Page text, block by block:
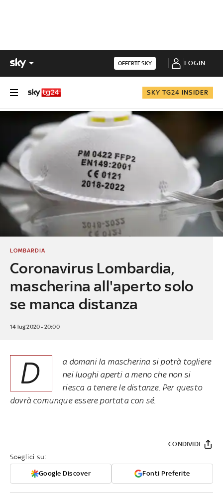
OFFERTE SKY LOGIN
SKY TG24 INSIDER
Coronavirus Lombardia,
mascherina all'aperto solo
se manca distanza
LOMBARDIA
14 lug 2020 - 20:00
D
a domani la mascherina si potrà togliere
nei luoghi aperti a meno che non si
riesca a tenere le distanze. Per questo
dovrà comunque essere portata con sé.
Sceglici su:
Google Discover Fonti Preferite
CONDIVIDI